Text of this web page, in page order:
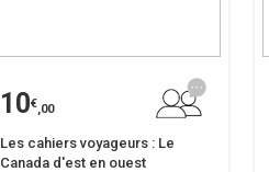
10€,00
Les cahiers voyageurs : Le
Canada d'est en ouest